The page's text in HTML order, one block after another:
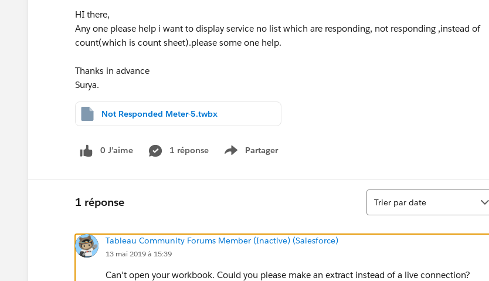
HI there,
Any one please help i want to display service no list which are responding, not responding ,instead of
count(which is count sheet).please some one help.
Thanks in advance
Surya.
Not Responded Meter-5.twbx
0 J’aime 1 réponse Partager
Show menu
1 réponse
Tri
Trier par date
Tableau Community Forums Member (Inactive) (Salesforce)
13 mai 2019 à 15:39
Can't open your workbook. Could you please make an extract instead of a live connection?